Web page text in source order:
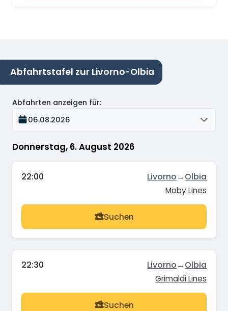
Abfahrtstafel zur Livorno-Olbia
Donnerstag, 6. August 2026
Abfahrten anzeigen für:
06.08.2026
22:00 Livorno→Olbia
Moby Lines
Suchen
22:30 Livorno→Olbia
Grimaldi Lines
Suchen